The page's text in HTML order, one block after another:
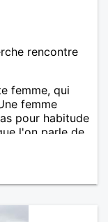
rencontre
femme, qui
femme
pour habitude
l'on parle de
réellement
découvrir.